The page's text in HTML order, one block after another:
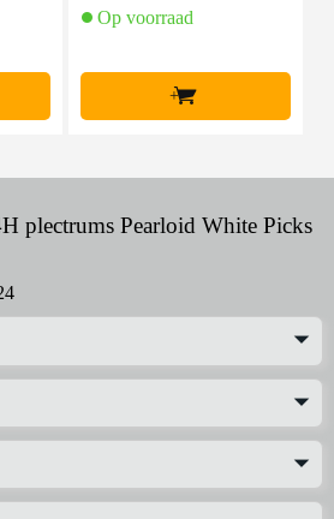
Op voorraad
+
plectrums Pearloid White Picks